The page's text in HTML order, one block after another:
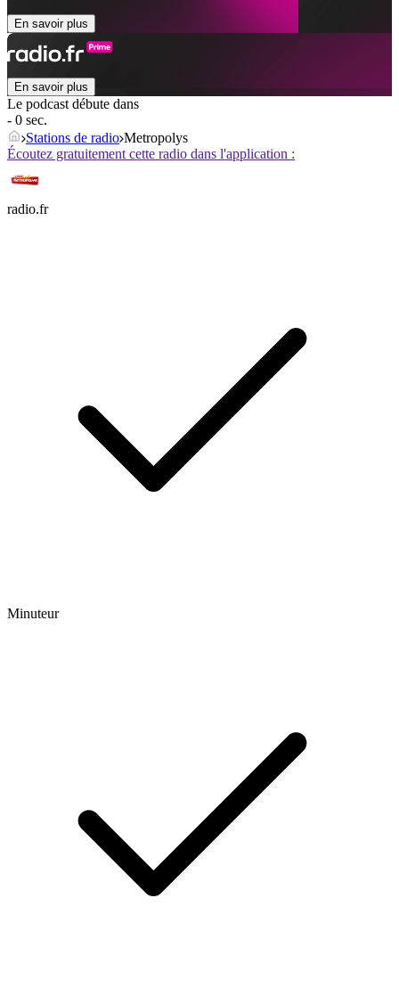
En savoir plus
En savoir plus
Le podcast débute dans
- 0 sec.
Stations de radio Metropolys
Écoutez gratuitement cette radio dans l'application :
radio.fr
Minuteur